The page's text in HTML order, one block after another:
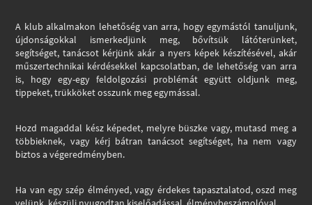
A klub alkalmakon lehetőség van arra, hogy egymástól tanuljunk,
újdonságokkal ismerkedjünk meg, bővítsük látóterünket,
segítséget, tanácsot kérjünk akár a nyers képek készítésével, akár
műszertechnikai kérdésekkel kapcsolatban, de lehetőség van arra
is, hogy egy-egy feldolgozási problémát együtt oldjunk meg,
tippeket, trükköket osszunk meg egymással.
Hozd magaddal kész képedet, melyre büszke vagy, mutasd meg a
többieknek, vagy kérj bátran tanácsot segítséget, ha nem vagy
biztos a végeredményben.
Ha van egy szép élményed, vagy érdekes tapasztalatod, oszd meg